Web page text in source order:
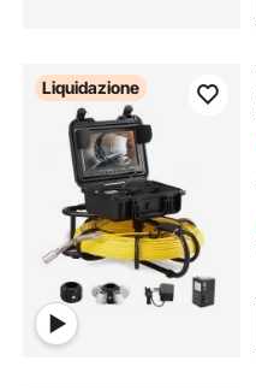
Liquidazione